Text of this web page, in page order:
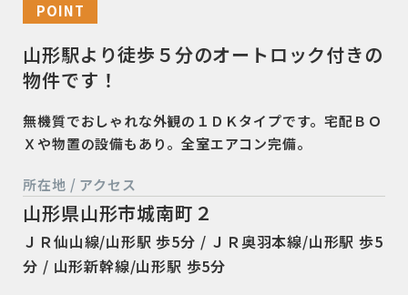
POINT
山形駅より徒歩５分のオートロック付きの
物件です！
無機質でおしゃれな外観の１ＤＫタイプです。宅配ＢＯ
Ｘや物置の設備もあり。全室エアコン完備。
所在地 / アクセス
山形県山形市城南町２
ＪＲ仙山線/山形駅 歩5分 / ＪＲ奥羽本線/山形駅 歩5
分 / 山形新幹線/山形駅 歩5分